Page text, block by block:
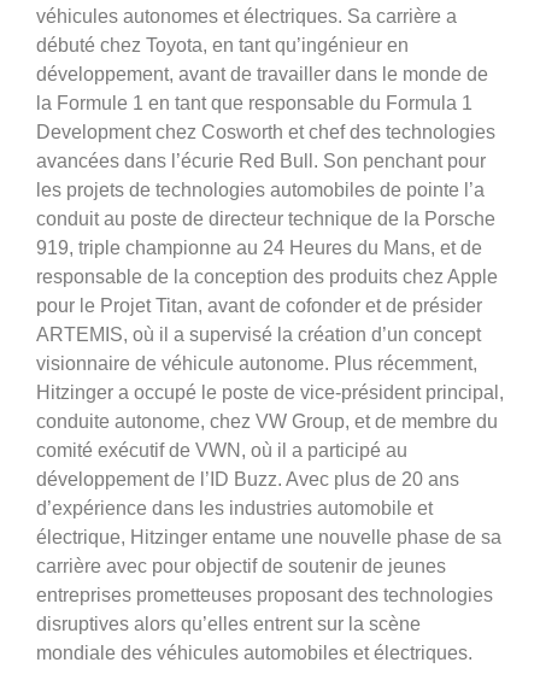
véhicules autonomes et électriques. Sa carrière a
débuté chez Toyota, en tant qu’ingénieur en
développement, avant de travailler dans le monde de
la Formule 1 en tant que responsable du Formula 1
Development chez Cosworth et chef des technologies
avancées dans l’écurie Red Bull. Son penchant pour
les projets de technologies automobiles de pointe l’a
conduit au poste de directeur technique de la Porsche
919, triple championne au 24 Heures du Mans, et de
responsable de la conception des produits chez Apple
pour le Projet Titan, avant de cofonder et de présider
ARTEMIS, où il a supervisé la création d’un concept
visionnaire de véhicule autonome. Plus récemment,
Hitzinger a occupé le poste de vice-président principal,
conduite autonome, chez VW Group, et de membre du
comité exécutif de VWN, où il a participé au
développement de l’ID Buzz. Avec plus de 20 ans
d’expérience dans les industries automobile et
électrique, Hitzinger entame une nouvelle phase de sa
carrière avec pour objectif de soutenir de jeunes
entreprises prometteuses proposant des technologies
disruptives alors qu’elles entrent sur la scène
mondiale des véhicules automobiles et électriques.